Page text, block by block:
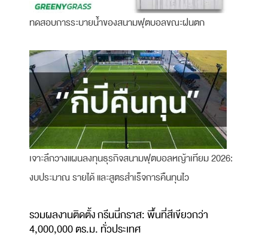
ทดสอบการระบายน้ำของสนามฟุตบอลขณะฝนตก
เจาะลึกวางแผนลงทุนธุรกิจสนามฟุตบอลหญ้าเทียม 2026:
งบประมาณ รายได้ และสูตรสำเร็จการคืนทุนไว
รวมผลงานติดตั้ง กรีนนี่กราส: พื้นที่สีเขียวกว่า
4,000,000 ตร.ม. ทั่วประเทศ